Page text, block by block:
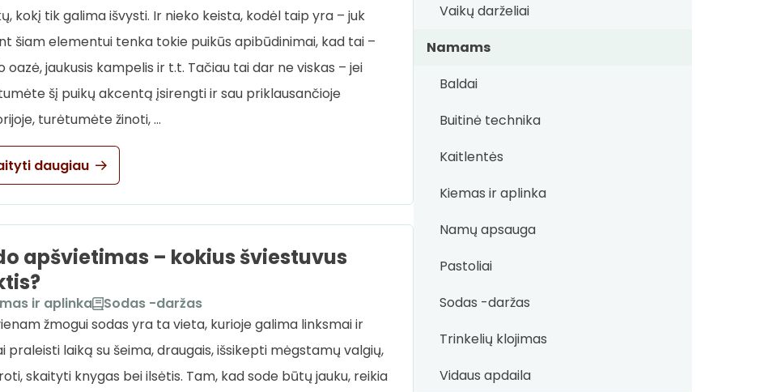
kokį tik galima išvysti. Ir nieko keista, kodėl taip yra – juk
šiam elementui tenka tokie puikūs apibūdinimai, kad tai –
oazė, jaukusis kampelis ir t.t. Tačiau tai dar ne viskas – jei
šį puikų akcentą įsirengti ir sau priklausančioje
turėtumėte žinoti, …
daugiau
apšvietimas – kokius šviestuvus
ir aplinka
Sodas -daržas
žmogui sodas yra ta vieta, kurioje galima linksmai ir
praleisti laiką su šeima, draugais, išsikepti mėgstamų valgių,
skaityti knygas bei ilsėtis. Tam, kad sode būtų jauku, reikia
Vaikų darželiai
Namams
Baldai
Buitinė technika
Kaitlentės
Kiemas ir aplinka
Namų apsauga
Pastoliai
Sodas -daržas
Trinkelių klojimas
Vidaus apdaila